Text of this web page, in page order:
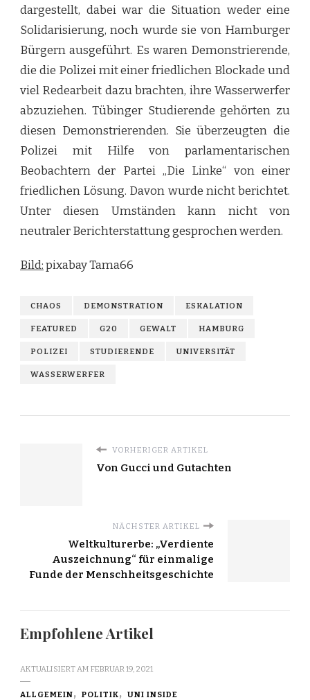
dargestellt, dabei war die Situation weder eine
Solidarisierung, noch wurde sie von Hamburger
Bürgern ausgeführt. Es waren Demonstrierende,
die die Polizei mit einer friedlichen Blockade und
viel Redearbeit dazu brachten, ihre Wasserwerfer
abzuziehen. Tübinger Studierende gehörten zu
diesen Demonstrierenden. Sie überzeugten die
Polizei mit Hilfe von parlamentarischen
Beobachtern der Partei „Die Linke“ von einer
friedlichen Lösung. Davon wurde nicht berichtet.
Unter diesen Umständen kann nicht von
neutraler Berichterstattung gesprochen werden.
Bild:pixabay Tama66
CHAOS DEMONSTRATION ESKALATION
FEATURED G20 GEWALT HAMBURG
POLIZEI STUDIERENDE UNIVERSITÄT
WASSERWERFER
VORHERIGER ARTIKEL
Von Gucci und Gutachten
NÄCHSTER ARTIKEL
Weltkulturerbe: „Verdiente
Auszeichnung“ für einmalige
Funde der Menschheitsgeschichte
Empfohlene Artikel
AKTUALISIERT AM FEBRUAR 19, 2021
ALLGEMEIN POLITIK UNI INSIDE